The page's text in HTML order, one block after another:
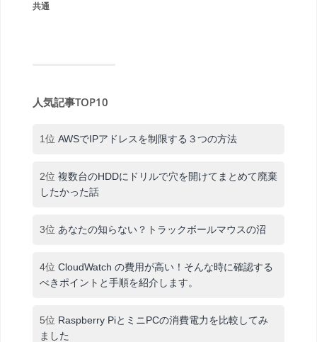
共通
人気記事TOP10
1位 AWSでIPアドレスを制限する３つの方法
2位 複数台のHDDにドリルで穴を開けてまとめて廃棄
したかった話
3位 あなたの知らない？トラックボールマウスの沼
4位 CloudWatch の費用が高い！そんな時に確認する
べきポイントと手順を紹介します。
5位 Raspberry PiとミニPCの消費電力を比較してみ
ました